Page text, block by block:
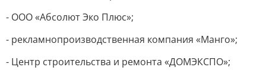
- ООО «Абсолют Эко Плюс»;
- рекламнопроизводственная компания «Манго»;
- Центр строительства и ремонта «ДОМЭКСПО»;